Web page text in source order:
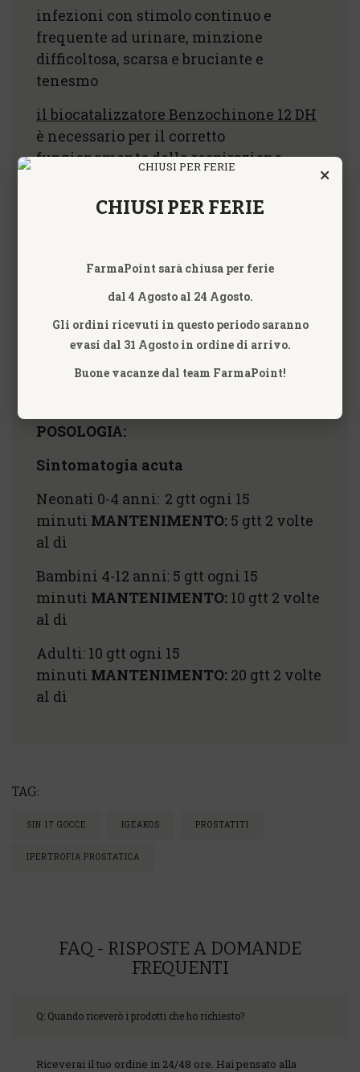
infezioni con stimolo continuo e
frequente ad urinare, minzione
difficoltosa, scarsa e bruciante e
tenesmo
il biocatalizzatore Benzochinone 12 DH
è necessario per il corretto
funzionamento della respirazione
fasi cellulari, mentreTestosterone 7 CH
i vari organoterapici “suis”, secondo i
principi dell’Organoterapia Asse
corticoipotalamico 9 CH inibisce e
Prostata 4 CHstimola la funzionalità
per similitudine.
POSOLOGIA:
Sintomatogia acuta
Neonati 0-4 anni: 2 gtt ogni 15
minuti MANTENIMENTO: 5 gtt 2 volte
al dì
Bambini 4-12 anni: 5 gtt ogni 15
minuti MANTENIMENTO: 10 gtt 2 volte
al dì
Adulti: 10 gtt ogni 15
minuti MANTENIMENTO: 20 gtt 2 volte
al dì
TAG:
SIN 17 GOCCE IGEAKOS PROSTATITI
IPERTROFIA PROSTATICA
FAQ - RISPOSTE A DOMANDE
FREQUENTI
Q: Quando riceverò i prodotti che ho richiesto?
Riceverai il tuo ordine in 24/48 ore. Hai pensato alla
×
CHIUSI PER FERIE
FarmaPoint sarà chiusa per ferie
dal 4 Agosto al 24 Agosto.
Gli ordini ricevuti in questo periodo saranno
evasi dal 31 Agosto in ordine di arrivo.
Buone vacanze dal team FarmaPoint!